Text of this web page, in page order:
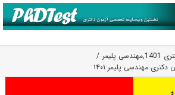
,مهندسی پلیمر
مهندسی پلیمر ۱۴۰۱